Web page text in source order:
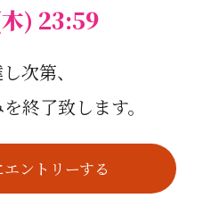
) 23:59
次第、
終了致します。
ントリーする